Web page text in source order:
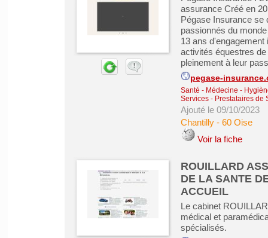
assurance Créé en
Pégase Insurance se
passionnés du
13 ans
activités équestres
pleinement à leur
pegase-
Santé - Médecine -
Services - Prestataires de
Ajouté le 09/10/2023
Chantilly- 60 Oise
Voir la fiche
ROUILLARD
DE LA SANTE
ACCUEIL
Le cabinet
médical et
spécialisés.